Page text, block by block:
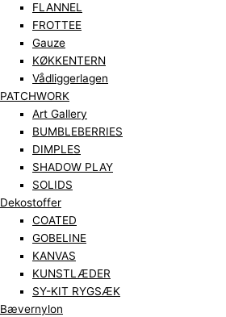
FLANNEL
FROTTEE
Gauze
KØKKENTERN
Vådliggerlagen
PATCHWORK
Art Gallery
BUMBLEBERRIES
DIMPLES
SHADOW PLAY
SOLIDS
Dekostoffer
COATED
GOBELINE
KANVAS
KUNSTLÆDER
SY-KIT RYGSÆK
Bævernylon